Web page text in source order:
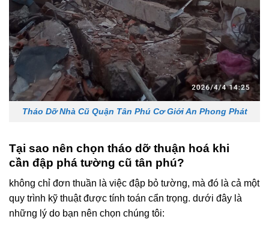
Tháo Dỡ Nhà Cũ Quận Tân Phú Cơ Giới An Phong Phát
Tại sao nên chọn tháo dỡ thuận hoá khi
cần đập phá tường cũ tân phú?
không chỉ đơn thuần là việc đập bỏ tường, mà đó là cả một
quy trình kỹ thuật được tính toán cẩn trọng. dưới đây là
những lý do bạn nên chọn chúng tôi: